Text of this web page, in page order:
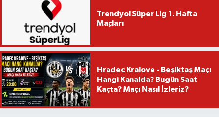
Trendyol Süper Lig 1. Hafta
Maçları
Hradec Kralove - Beşiktaş Maçı
Hangi Kanalda? Bugün Saat
Kaçta? Maçı Nasıl İzleriz?